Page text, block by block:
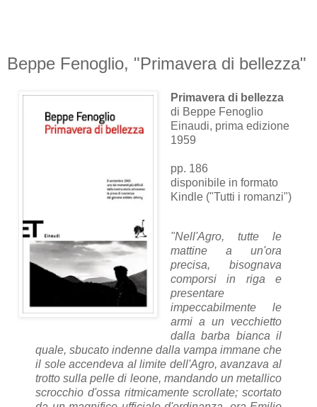
Beppe Fenoglio, "Primavera di bellezza"
Primavera di bellezza
di Beppe Fenoglio
Einaudi, prima edizione
1959
pp. 186
disponibile in formato
Kindle ("Tutti i romanzi")
"Nell'Agro, tutte le
mattine a un'ora
precisa, bisognava
comporsi in riga e
presentare
impeccabilmente le
armi a un vecchietto
dalla barba bianca il
quale, sbucato indenne dalla vampa immane che
il sole accendeva al limite dell'Agro, avanzava al
trotto sulla pelle di leone, mandando un metallico
scrocchio d'ossa ritmicamente scrollate; scortato